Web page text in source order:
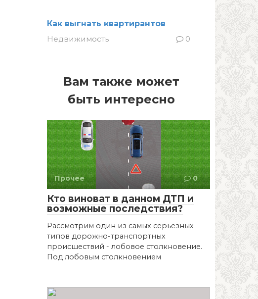
Как выгнать квартирантов
Недвижимость
0
Вам также может
быть интересно
Прочее 0
Кто виноват в данном ДТП и
возможные последствия?
Рассмотрим один из самых серьезных
типов дорожно-транспортных
происшествий - лобовое столкновение.
Под лобовым столкновением